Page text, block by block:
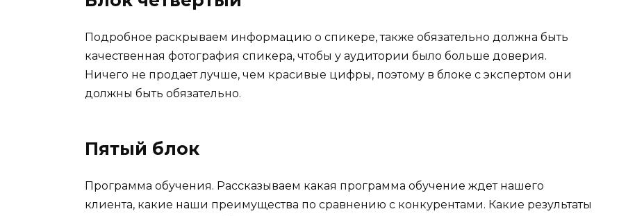
Подробное раскрываем информацию о спикере, также обязательно должна быть
качественная фотография спикера, чтобы у аудитории было больше доверия.
Ничего не продает лучше, чем красивые цифры, поэтому в блоке с экспертом они
должны быть обязательно.
Пятый блок
Программа обучения. Рассказываем какая программа обучение ждет нашего
клиента, какие наши преимущества по сравнению с конкурентами. Какие результаты